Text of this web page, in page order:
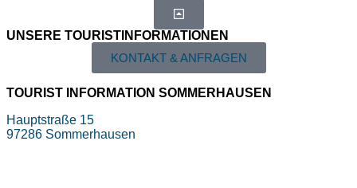
UNSERE TOURIST­INFORMATIONEN
KONTAKT & ANFRAGEN
TOURIST INFORMATION SOMMERHAUSEN
Hauptstraße 15
97286 Sommerhausen